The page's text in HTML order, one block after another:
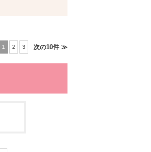
1 2 3 次の10件 ≫